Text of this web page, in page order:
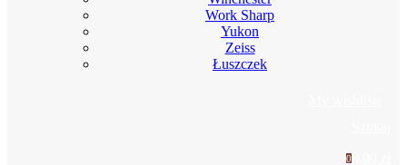
Work Sharp
Yukon
Zeiss
Łuszczek
0